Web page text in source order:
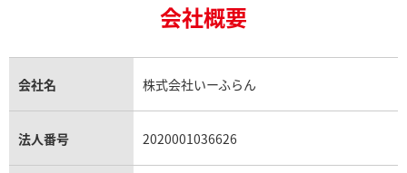
リップ アクアノート ルーチ
1A-001
格
合わせください
パテック フィリップ アクアノ
4961A-011
参考買取価格
2,877,000円
金貨買取
貴金属買取
銀・シルバー買取
パラジウム買取
トパーズ買取
タンザナイト買取
キャッツアイ買取
ロレックス エクスプローラー買取
ロレックス デイトジャスト買取
パテック フィリップノーチラス買取
ヴァシュロン・コンスタンタン買取
シャネル マトラッセ買取
セリーヌ買取
ヴァンクリーフ＆アーペル買取
ショーメ買取
ダミアーニ買取
会社概要
会社名 株式会社いーふらん
法人番号 2020001036626